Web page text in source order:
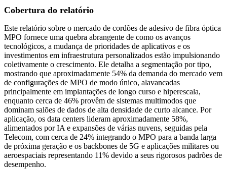
Cobertura do relatório
Este relatório sobre o mercado de cordões de adesivo de fibra óptica
MPO fornece uma quebra abrangente de como os avanços
tecnológicos, a mudança de prioridades de aplicativos e os
investimentos em infraestrutura personalizados estão impulsionando
coletivamente o crescimento. Ele detalha a segmentação por tipo,
mostrando que aproximadamente 54% da demanda do mercado vem
de configurações de MPO de modo único, alavancadas
principalmente em implantações de longo curso e hiperescala,
enquanto cerca de 46% provêm de sistemas multimodos que
dominam salões de dados de alta densidade de curto alcance. Por
aplicação, os data centers lideram aproximadamente 58%,
alimentados por IA e expansões de várias nuvens, seguidas pela
Telecom, com cerca de 24% integrando o MPO para a banda larga
de próxima geração e os backbones de 5G e aplicações militares ou
aeroespaciais representando 11% devido a seus rigorosos padrões de
desempenho.